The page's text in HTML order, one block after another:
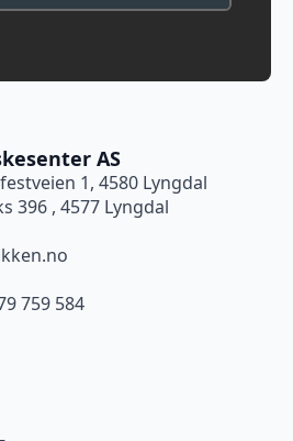
AS
1, 4580 Lyngdal
396 , 4577 Lyngdal
759 584